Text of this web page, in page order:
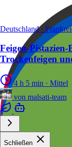
Deutschland ·
Feigen-
Trockenfeigen
4 h 5 min · Mittel
von malsati-team
Schließen